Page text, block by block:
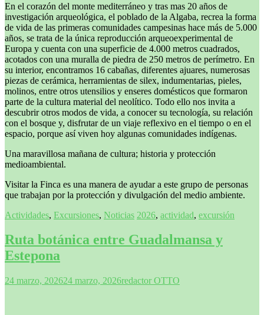
En el corazón del monte mediterráneo y tras mas 20 años de
investigación arqueológica, el poblado de la Algaba, recrea la forma
de vida de las primeras comunidades campesinas hace más de 5.000
años, se trata de la única reproducción arqueoexperimental de
Europa y cuenta con una superficie de 4.000 metros cuadrados,
acotados con una muralla de piedra de 250 metros de perímetro. En
su interior, encontramos 16 cabañas, diferentes ajuares, numerosas
piezas de cerámica, herramientas de silex, indumentarias, pieles,
molinos, entre otros utensilios y enseres domésticos que formaron
parte de la cultura material del neolítico. Todo ello nos invita a
descubrir otros modos de vida, a conocer su tecnología, su relación
con el bosque y, disfrutar de un viaje reflexivo en el tiempo o en el
espacio, porque así viven hoy algunas comunidades indígenas.
Una maravillosa mañana de cultura; historia y protección
medioambiental.
Visitar la Finca es una manera de ayudar a este grupo de personas
que trabajan por la protección y divulgación del medio ambiente.
Actividades, Excursiones, Noticias 2026, actividad, excursión
Ruta botánica entre Guadalmansa y
Estepona
24 marzo, 202624 marzo, 2026redactor OTTO